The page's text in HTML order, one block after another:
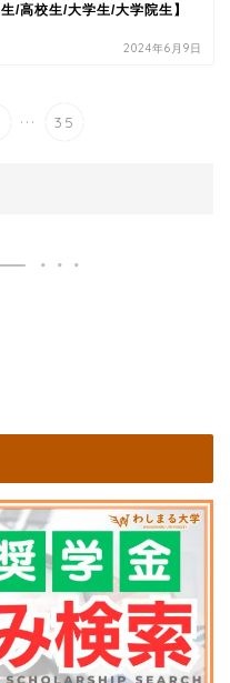
生/高校生/大学生/大学院生】
2024年6月9日
... 35